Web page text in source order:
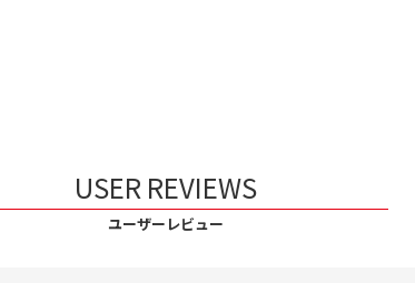
USER REVIEWS
ユーザーレビュー